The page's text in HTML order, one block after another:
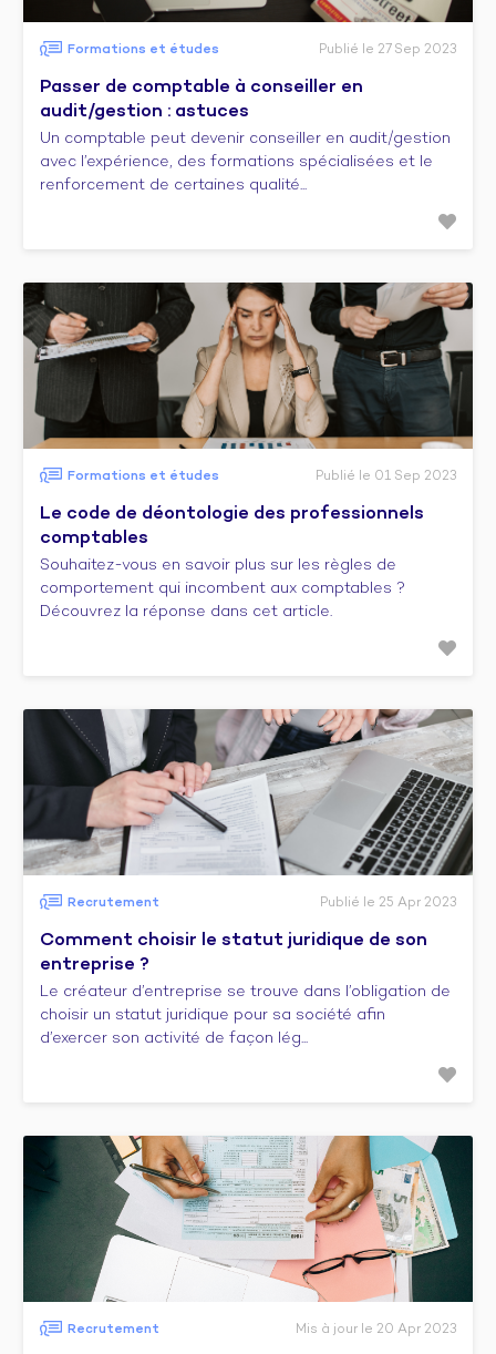
Formations et études Publié le 27 Sep 2023
Passer de comptable à conseiller en
audit/gestion : astuces
Un comptable peut devenir conseiller en audit/gestion
avec l’expérience, des formations spécialisées et le
renforcement de certaines qualité...
Formations et études Publié le 01 Sep 2023
Le code de déontologie des professionnels
comptables
Souhaitez-vous en savoir plus sur les règles de
comportement qui incombent aux comptables ?
Découvrez la réponse dans cet article.
Recrutement Publié le 25 Apr 2023
Comment choisir le statut juridique de son
entreprise ?
Le créateur d’entreprise se trouve dans l’obligation de
choisir un statut juridique pour sa société afin
d’exercer son activité de façon lég...
Recrutement Mis à jour le 20 Apr 2023